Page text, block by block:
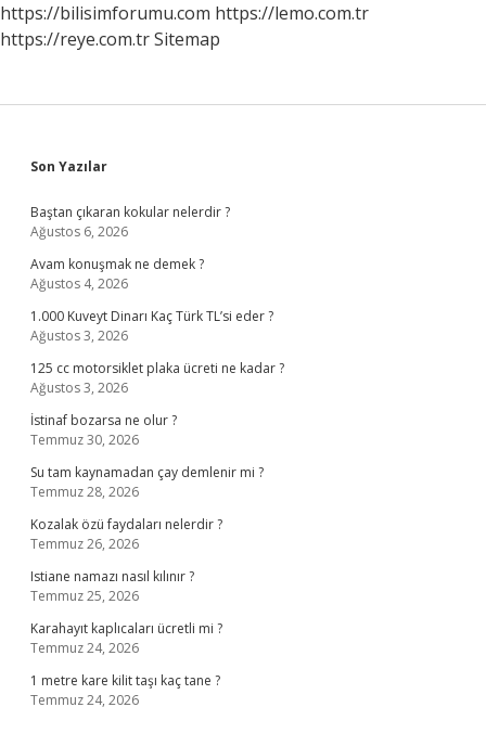
https://bilisimforumu.com https://lemo.com.tr
https://reye.com.trSitemap
Sidebar
Son Yazılar
Baştan çıkaran kokular nelerdir ?
Ağustos 6, 2026
Avam konuşmak ne demek ?
Ağustos 4, 2026
1.000 Kuveyt Dinarı Kaç Türk TL’si eder ?
Ağustos 3, 2026
125 cc motorsiklet plaka ücreti ne kadar ?
Ağustos 3, 2026
İstinaf bozarsa ne olur ?
Temmuz 30, 2026
Su tam kaynamadan çay demlenir mi ?
Temmuz 28, 2026
Kozalak özü faydaları nelerdir ?
Temmuz 26, 2026
Istiane namazı nasıl kılınır ?
Temmuz 25, 2026
Karahayıt kaplıcaları ücretli mi ?
Temmuz 24, 2026
1 metre kare kilit taşı kaç tane ?
Temmuz 24, 2026